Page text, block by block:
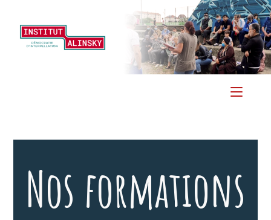
Nos formations